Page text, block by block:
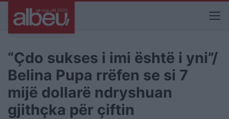
“Çdo sukses i imi është i yni”/
Belina Pupa rrëfen se si 7
mijë dollarë ndryshuan
gjithçka për çiftin